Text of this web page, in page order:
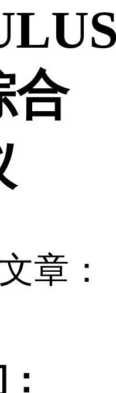
合
章：